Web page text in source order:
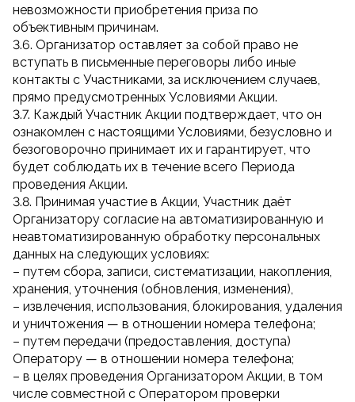
невозможности приобретения приза по
объективным причинам.
3.6. Организатор оставляет за собой право не
вступать в письменные переговоры либо иные
контакты с Участниками, за исключением случаев,
прямо предусмотренных Условиями Акции.
3.7. Каждый Участник Акции подтверждает, что он
ознакомлен с настоящими Условиями, безусловно и
безоговорочно принимает их и гарантирует, что
будет соблюдать их в течение всего Периода
проведения Акции.
3.8. Принимая участие в Акции, Участник даёт
Организатору согласие на автоматизированную и
неавтоматизированную обработку персональных
данных на следующих условиях:
– путем сбора, записи, систематизации, накопления,
хранения, уточнения (обновления, изменения),
– извлечения, использования, блокирования, удаления
и уничтожения — в отношении номера телефона;
– путем передачи (предоставления, доступа)
Оператору — в отношении номера телефона;
– в целях проведения Организатором Акции, в том
числе совместной с Оператором проверки